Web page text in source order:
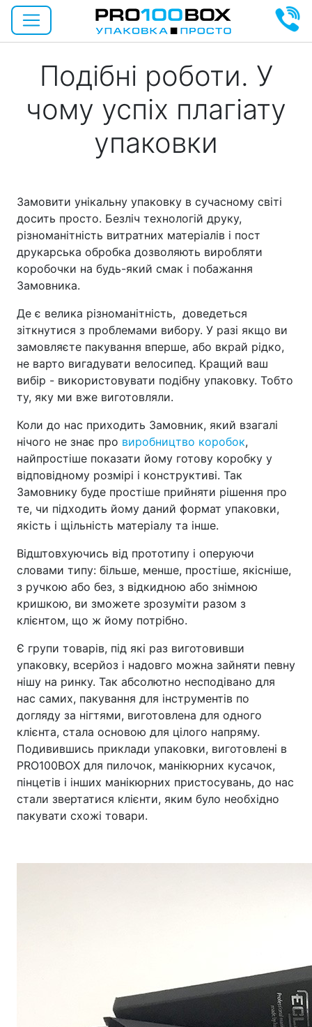
Подібні роботи. У
чому успіх плагіату
упаковки
Замовити унікальну упаковку в сучасному світі
досить просто. Безліч технологій друку,
різноманітність витратних матеріалів і пост
друкарська обробка дозволяють виробляти
коробочки на будь-який смак і побажання
Замовника.
Де є велика різноманітність, доведеться
зіткнутися з проблемами вибору. У разі якщо ви
замовляєте пакування вперше, або вкрай рідко,
не варто вигадувати велосипед. Кращий ваш
вибір - використовувати подібну упаковку. Тобто
ту, яку ми вже виготовляли.
Коли до нас приходить Замовник, який взагалі
нічого не знає про виробництво коробок,
найпростіше показати йому готову коробку у
відповідному розмірі і конструктиві. Так
Замовнику буде простіше прийняти рішення про
те, чи підходить йому даний формат упаковки,
якість і щільність матеріалу та інше.
Відштовхуючись від прототипу і оперуючи
словами типу: більше, менше, простіше, якісніше,
з ручкою або без, з відкидною або знімною
кришкою, ви зможете зрозуміти разом з
клієнтом, що ж йому потрібно.
Є групи товарів, під які раз виготовивши
упаковку, всерйоз і надовго можна зайняти певну
нішу на ринку. Так абсолютно несподівано для
нас самих, пакування для інструментів по
догляду за нігтями, виготовлена ​​для одного
клієнта, стала основою для цілого напряму.
Подивившись приклади упаковки, виготовлені в
PRO100BOX для пилочок, манікюрних кусачок,
пінцетів і інших манікюрних пристосувань, до нас
стали звертатися клієнти, яким було необхідно
пакувати схожі товари.